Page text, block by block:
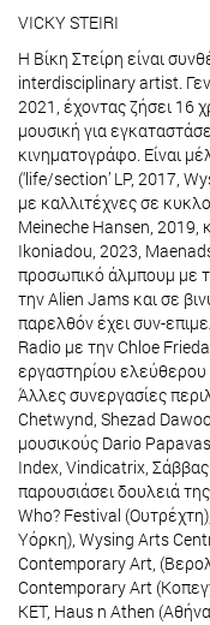
VICKY STEIRI
Η Βίκη Στείρη είναι
interdisciplinary artist.
2021, έχοντας ζήσει 16
μουσική για
κινηματογράφο. Είναι
(‘life/section’ LP, 2017,
με καλλιτέχνες σε
Meineche Hansen, 2019,
Ikoniadou, 2023,
προσωπικό άλμπουμ με
την Alien Jams και σε
παρελθόν έχει συν-
Radio με την Chloe
εργαστηρίου
Άλλες συνεργασίες
Chetwynd, Shezad
μουσικούς Dario
Index, Vindicatrix,
παρουσιάσει δουλειά
Who? Festival
Υόρκη), Wysing Arts
Contemporary Art,
Contemporary Art
ΚΕΤ, Haus n Athen